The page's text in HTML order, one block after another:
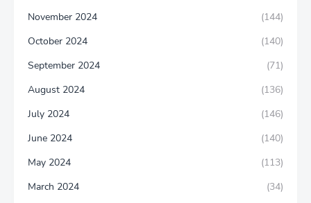
November 2024
(144)
October 2024
(140)
September 2024
(71)
August 2024
(136)
July 2024
(146)
June 2024
(140)
May 2024
(113)
March 2024
(34)